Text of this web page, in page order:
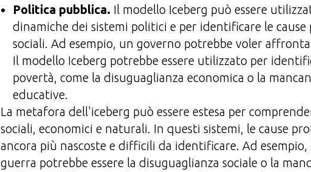
Politica pubblica. Il modello Iceberg può essere
dinamiche dei sistemi politici e per identificare le
sociali. Ad esempio, un governo potrebbe voler
Il modello Iceberg potrebbe essere utilizzato per
povertà, come la disuguaglianza economica o la
educative.
La metafora dell'iceberg può essere estesa per
sociali, economici e naturali. In questi sistemi, le cause
ancora più nascoste e difficili da identificare. Ad
guerra potrebbe essere la disuguaglianza sociale o la